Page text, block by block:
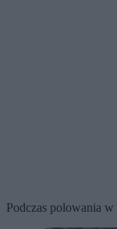
Podczas polowania